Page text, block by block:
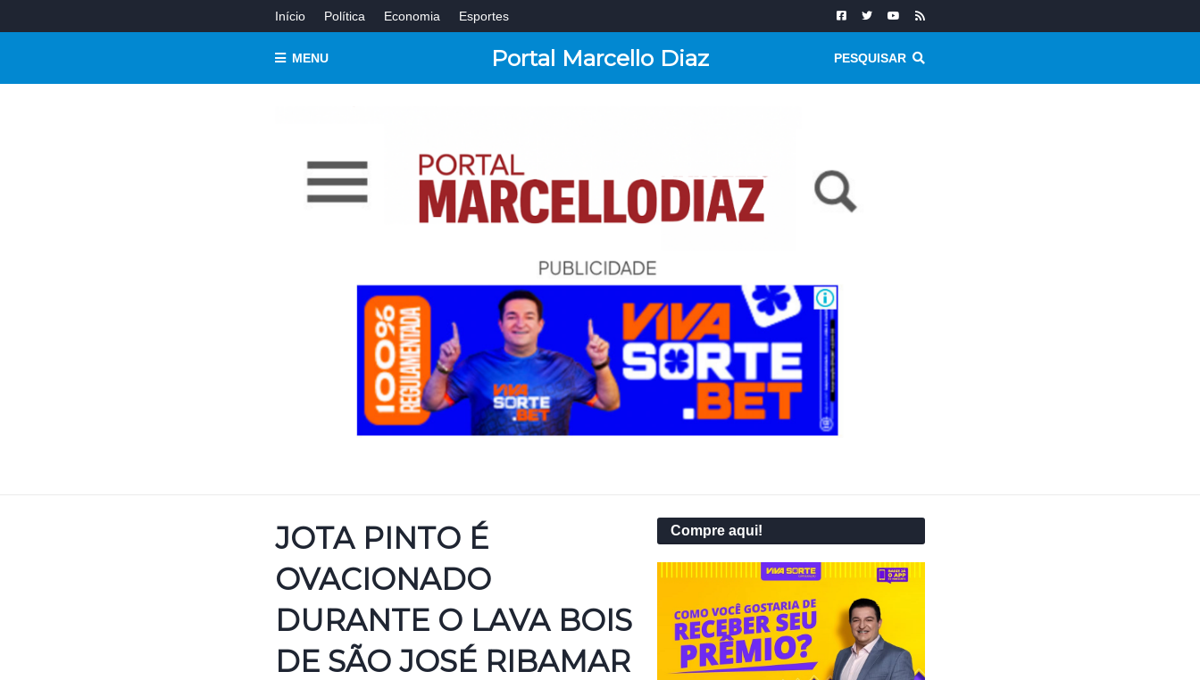
Início Política Economia Esportes
MENU Portal Marcello Diaz PESQUISAR
JOTA PINTO É
OVACIONADO
DURANTE O LAVA BOIS
DE SÃO JOSÉ RIBAMAR
Compre aqui!